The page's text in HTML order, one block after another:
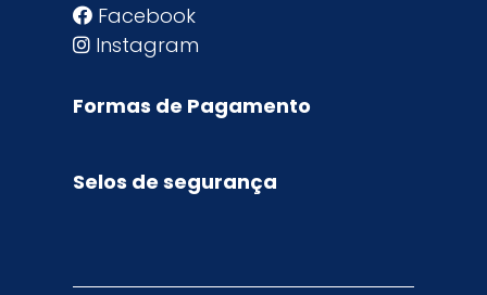
Facebook
Instagram
Formas de Pagamento
Selos de segurança